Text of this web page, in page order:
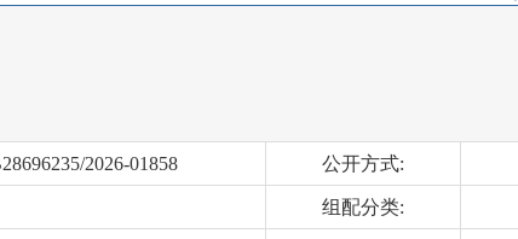
2026-01858 公开方式:
组配分类: